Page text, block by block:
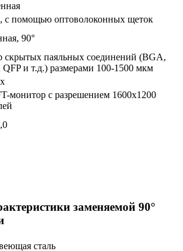
с помощью оптоволоконных щеток
90°
скрытых паяльных соединений (BGA,
и т.д.) размерами 100-1500 мкм
монитор с разрешением 1600x1200
заменяемой 90°
сталь